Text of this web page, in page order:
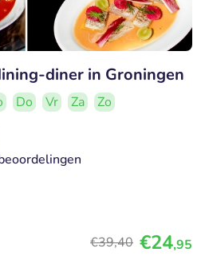
diner in Groningen
Do Vr Za
Zo
€39,40 €24,95